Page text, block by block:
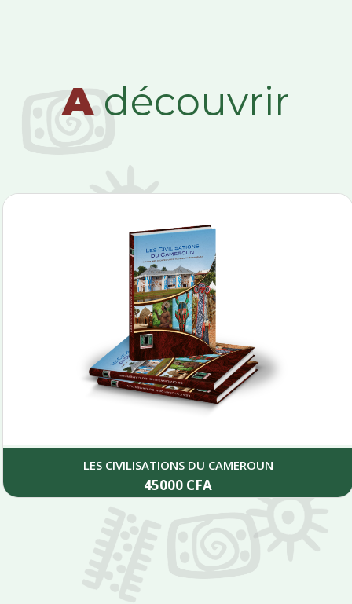
Adécouvrir
LES CIVILISATIONS DU CAMEROUN
45000 CFA